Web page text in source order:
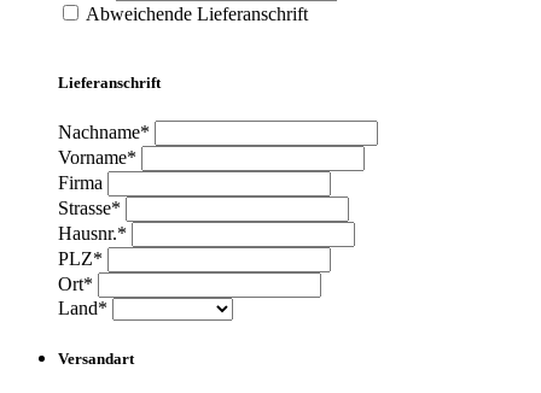
Abweichende Lieferanschrift
Lieferanschrift
Nachname*
Vorname*
Firma
Strasse*
Hausnr.*
PLZ*
Ort*
Land*
Versandart